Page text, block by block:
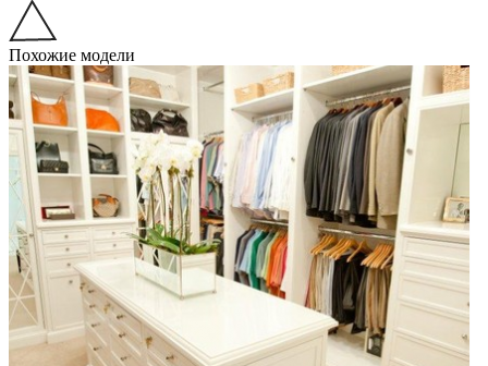
Похожие модели